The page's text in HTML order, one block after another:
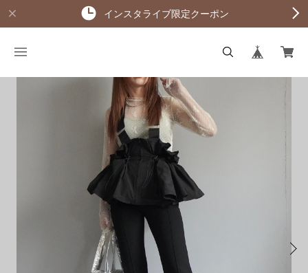
インスタライブ限定クーポン